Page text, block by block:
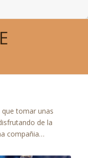
tomar unas
de la
compañia…